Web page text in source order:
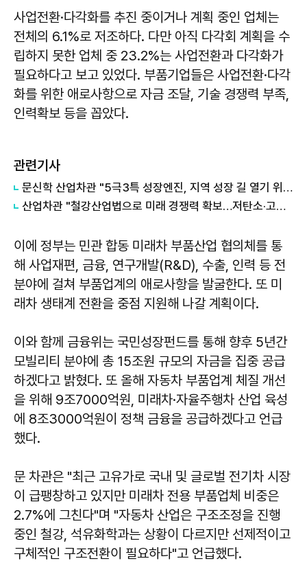
사업전환·다각화를 추진 중이거나 계획 중인 업체는
전체의 6.1%로 저조하다. 다만 아직 다각회 계획을 수
립하지 못한 업체 중 23.2%는 사업전환과 다각화가
필요하다고 보고 있었다. 부품기업들은 사업전환·다각
화를 위한 애로사항으로 자금 조달, 기술 경쟁력 부족,
인력확보 등을 꼽았다.
관련기사
문신학 산업차관 "5극3특 성장엔진, 지역 성장 길 열기 위한 선택"
산업차관 "철강산업법으로 미래 경쟁력 확보…저탄소·고부가 전환 집중"
이에 정부는 민관 합동 미래차 부품산업 협의체를 통
해 사업재편, 금융, 연구개발(R&D), 수출, 인력 등 전
분야에 걸쳐 부품업계의 애로사항을 발굴한다. 또 미
래차 생태계 전환을 중점 지원해 나갈 계획이다.
이와 함께 금융위는 국민성장펀드를 통해 향후 5년간
모빌리티 분야에 총 15조원 규모의 자금을 집중 공급
하겠다고 밝혔다. 또 올해 자동차 부품업계 체질 개선
을 위해 9조7000억원, 미래차·자율주행차 산업 육성
에 8조3000억원이 정책 금융을 공급하겠다고 언급
했다.
문 차관은 "최근 고유가로 국내 및 글로벌 전기차 시장
이 급팽창하고 있지만 미래차 전용 부품업체 비중은
2.7%에 그친다"며 "자동차 산업은 구조조정을 진행
중인 철강, 석유화학과는 상황이 다르지만 선제적이고
구체적인 구조전환이 필요하다"고 언급했다.